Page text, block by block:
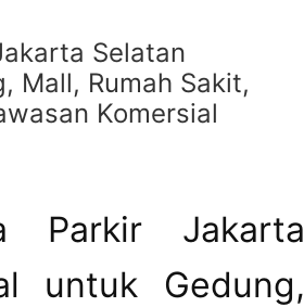
Selatan
Mall, Rumah Sakit,
Komersial
Parkir Jakarta
untuk Gedung,